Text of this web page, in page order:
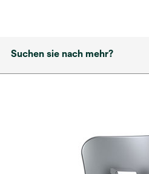
Suchen sie nach mehr?